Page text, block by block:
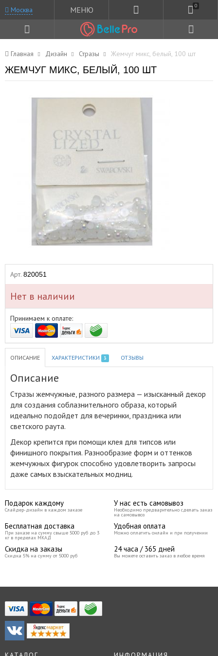
Москва МЕНЮ 0
Главная Дизайн Стразы Жемчуг микс, белый, 100 шт
ЖЕМЧУГ МИКС, БЕЛЫЙ, 100 ШТ
Арт. 820051
Нет в наличии
Принимаем к оплате:
ОПИСАНИЕ ХАРАКТЕРИСТИКИ 3 ОТЗЫВЫ
Описание
Стразы жемчужные, разного размера — изысканный декор
для создания соблазнительного образа, который
идеально подойдет для вечеринки, праздника или
светского раута.
Декор крепится при помощи клея для типсов или
финишного покрытия. Разнообразие форм и оттенков
жемчужных фигурок способно удовлетворить запросы
даже самых взыскательных модниц.
Подарок каждому
Слайдер-дизайн в каждом заказе
У нас есть самовывоз
Необходимо предварительно сделать заказ
на самовывоз
Бесплатная доставка
При заказе на сумму свыше 5000 руб до 3
кг в пределах МКАД
Удобная оплата
Можно оплатить онлайн и при получении
Скидка на заказы
Скидка 5% на сумму от 5000 руб
24 часа / 365 дней
Вы можете оставить заказ в любое время